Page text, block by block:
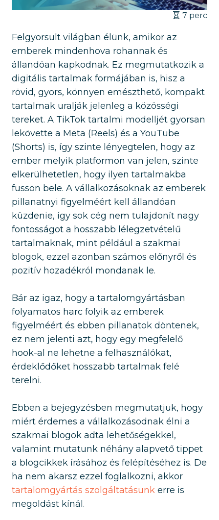
7 perc
Felgyorsult világban élünk, amikor az
emberek mindenhova rohannak és
állandóan kapkodnak. Ez megmutatkozik a
digitális tartalmak formájában is, hisz a
rövid, gyors, könnyen emészthető, kompakt
tartalmak uralják jelenleg a közösségi
tereket. A TikTok tartalmi modelljét gyorsan
lekövette a Meta (Reels) és a YouTube
(Shorts) is, így szinte lényegtelen, hogy az
ember melyik platformon van jelen, szinte
elkerülhetetlen, hogy ilyen tartalmakba
fusson bele. A vállalkozásoknak az emberek
pillanatnyi figyelméért kell állandóan
küzdenie, így sok cég nem tulajdonít nagy
fontosságot a hosszabb lélegzetvételű
tartalmaknak, mint például a szakmai
blogok, ezzel azonban számos előnyről és
pozitív hozadékról mondanak le.
Bár az igaz, hogy a tartalomgyártásban
folyamatos harc folyik az emberek
figyelméért és ebben pillanatok döntenek,
ez nem jelenti azt, hogy egy megfelelő
hook-al ne lehetne a felhasználókat,
érdeklődőket hosszabb tartalmak felé
terelni.
Ebben a bejegyzésben megmutatjuk, hogy
miért érdemes a vállalkozásodnak élni a
szakmai blogok adta lehetőségekkel,
valamint mutatunk néhány alapvető tippet
a blogcikkek írásához és felépítéséhez is. De
ha nem akarsz ezzel foglalkozni, akkor
tartalomgyártás szolgáltatásunk erre is
megoldást kínál.